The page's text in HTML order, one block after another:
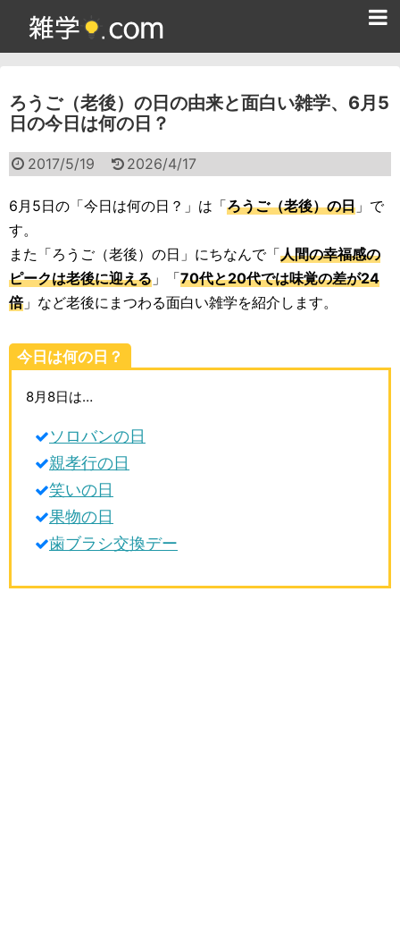
ろうご（老後）の日の由来と面白い雑学、6月5
日の今日は何の日？
2017/5/19 2026/4/17
6月5日の「今日は何の日？」は「ろうご（老後）の日 」で
す。
また「ろうご（老後）の日」にちなんで「人間の幸福感の
ピークは老後に迎える 」「70代と20代では味覚の差が24
倍」など老後にまつわる面白い雑学を紹介します。
今日は何の日？
8月8日は…
ソロバンの日
親孝行の日
笑いの日
果物の日
歯ブラシ交換デー
雑学クイズ問題集
面白い雑学
スポーツ雑学
食べ物雑学
動物雑学
サイト情報